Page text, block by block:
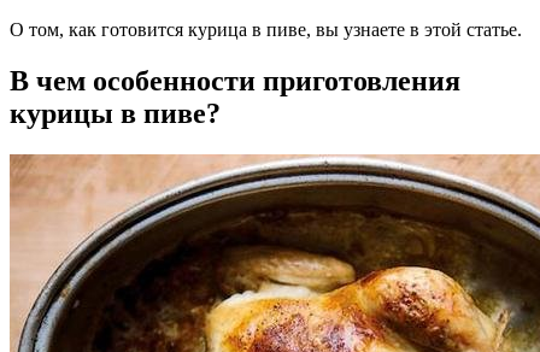
О том, как готовится курица в пиве, вы узнаете в этой статье.
В чем особенности приготовления
курицы в пиве?